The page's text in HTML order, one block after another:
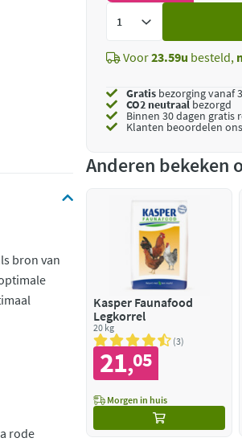
bron van
rode
Voor23.59u besteld,
Gratis bezorging vanaf
CO2 neutraalbezorgd
Binnen 30 dagen gratis
Klanten beoordelen
Anderen bekeken
Kasper Faunafood
Legkorrel
20 kg
3
21,05
Morgen in huis